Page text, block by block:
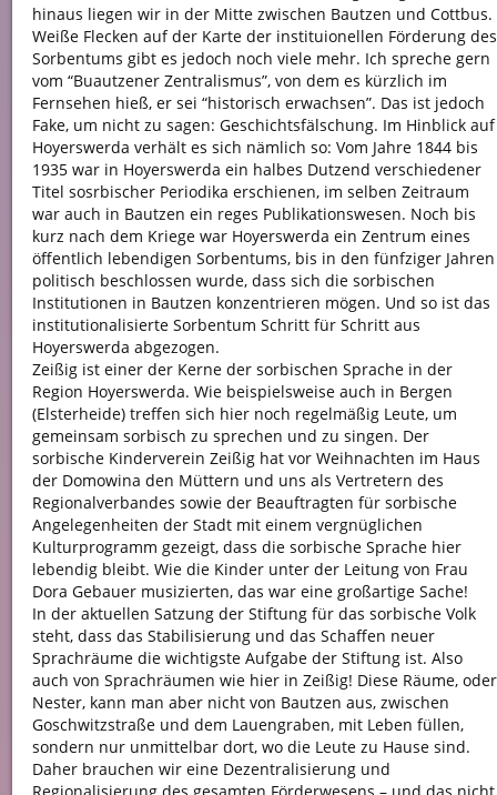
hinaus liegen wir in der Mitte zwischen Bautzen und Cottbus.
Weiße Flecken auf der Karte der instituionellen Förderung des
Sorbentums gibt es jedoch noch viele mehr. Ich spreche gern
vom “Buautzener Zentralismus”, von dem es kürzlich im
Fernsehen hieß, er sei “historisch erwachsen”. Das ist jedoch
Fake, um nicht zu sagen: Geschichtsfälschung. Im Hinblick auf
Hoyerswerda verhält es sich nämlich so: Vom Jahre 1844 bis
1935 war in Hoyerswerda ein halbes Dutzend verschiedener
Titel sosrbischer Periodika erschienen, im selben Zeitraum
war auch in Bautzen ein reges Publikationswesen. Noch bis
kurz nach dem Kriege war Hoyerswerda ein Zentrum eines
öffentlich lebendigen Sorbentums, bis in den fünfziger Jahren
politisch beschlossen wurde, dass sich die sorbischen
Institutionen in Bautzen konzentrieren mögen. Und so ist das
institutionalisierte Sorbentum Schritt für Schritt aus
Hoyerswerda abgezogen.
Zeißig ist einer der Kerne der sorbischen Sprache in der
Region Hoyerswerda. Wie beispielsweise auch in Bergen
(Elsterheide) treffen sich hier noch regelmäßig Leute, um
gemeinsam sorbisch zu sprechen und zu singen. Der
sorbische Kinderverein Zeißig hat vor Weihnachten im Haus
der Domowina den Müttern und uns als Vertretern des
Regionalverbandes sowie der Beauftragten für sorbische
Angelegenheiten der Stadt mit einem vergnüglichen
Kulturprogramm gezeigt, dass die sorbische Sprache hier
lebendig bleibt. Wie die Kinder unter der Leitung von Frau
Dora Gebauer musizierten, das war eine großartige Sache!
In der aktuellen Satzung der Stiftung für das sorbische Volk
steht, dass das Stabilisierung und das Schaffen neuer
Sprachräume die wichtigste Aufgabe der Stiftung ist. Also
auch von Sprachräumen wie hier in Zeißig! Diese Räume, oder
Nester, kann man aber nicht von Bautzen aus, zwischen
Goschwitzstraße und dem Lauengraben, mit Leben füllen,
sondern nur unmittelbar dort, wo die Leute zu Hause sind.
Daher brauchen wir eine Dezentralisierung und
Regionalisierung des gesamten Förderwesens – und das nicht